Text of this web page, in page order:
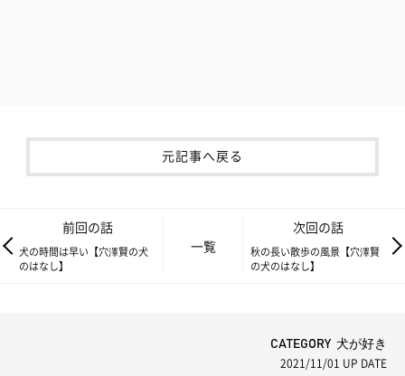
元記事へ戻る
前回の話
犬の時間は早い【穴澤賢の犬
のはなし】
一覧
次回の話
秋の長い散歩の風景【穴澤賢
の犬のはなし】
CATEGORY 犬が好き
2021/11/01 UP DATE